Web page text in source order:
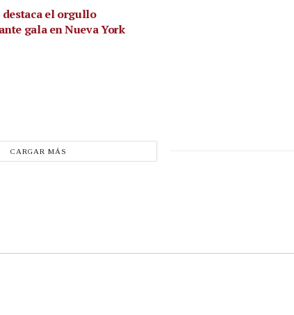
el orgullo
gala en Nueva York
CARGAR MÁS